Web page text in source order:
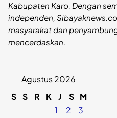
Kabupaten Karo. Dengan
independen,
masyarakat dan
mencerdaskan.
Agustus 2026
S S R K J S M
1
2
3